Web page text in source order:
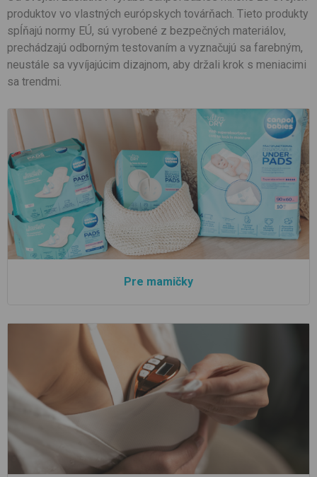
produktov vo vlastných európskych továrňach Tieto produkty
spĺňajú normy EÚ, sú vyrobené z bezpečných materiálov,
prechádzajú odborným testovaním a vyznačujú sa farebným,
neustále sa vyvíjajúcim dizajnom, aby držali krok s meniacimi
sa trendmi
Pre mamičky